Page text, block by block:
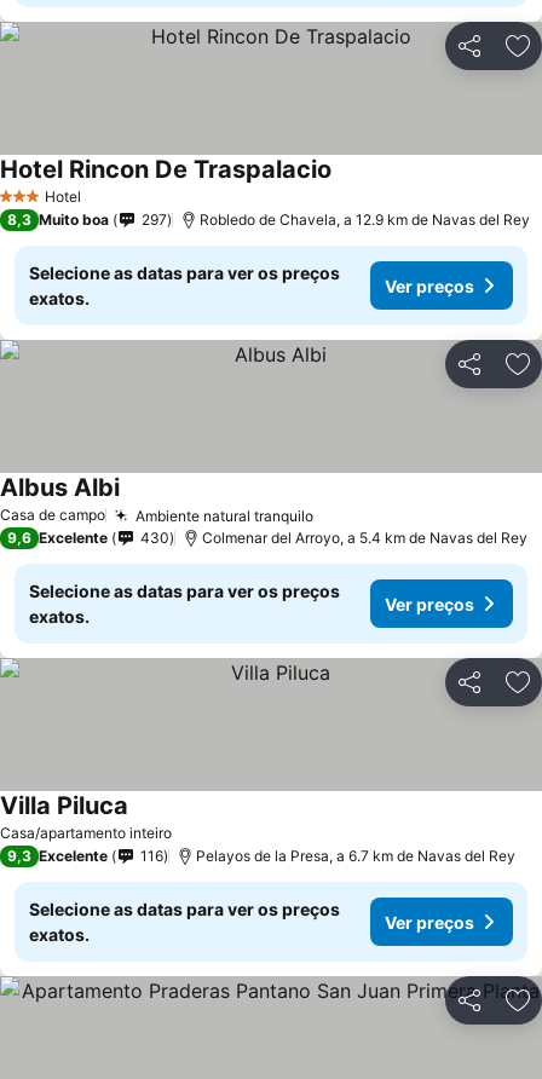
Partilhar
3 EstrelasHotel
Hotel Rincon De Traspalacio
8,3 Muito boa 297 Robledo de Chavela, a 12.9 km de Navas del Rey
Selecione as datas para ver os preços
exatos.
Ver preços
Partilhar
Casa de campo Ambiente natural tranquilo
Albus Albi
9,6 Excelente 430 Colmenar del Arroyo, a 5.4 km de Navas del Rey
Selecione as datas para ver os preços
exatos.
Ver preços
Partilhar
Casa/apartamento inteiro
Villa Piluca
9,3 Excelente 116 Pelayos de la Presa, a 6.7 km de Navas del Rey
Selecione as datas para ver os preços
exatos.
Ver preços
Partilhar